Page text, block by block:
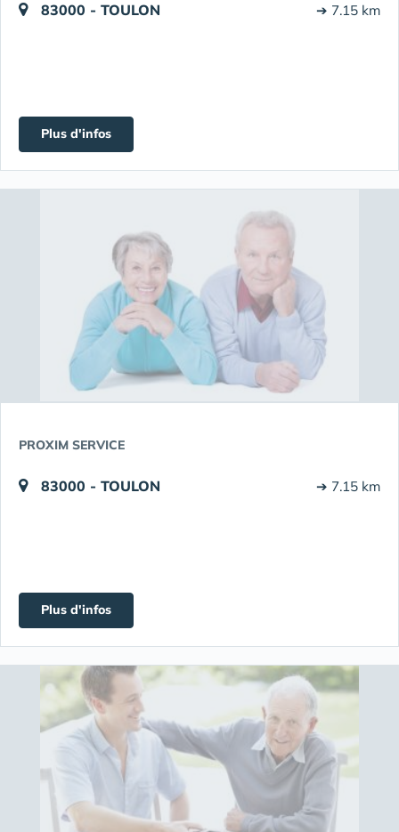
83000 - TOULON ➔ 7.15 km
Plus d'infos
PROXIM SERVICE
83000 - TOULON ➔ 7.15 km
Plus d'infos